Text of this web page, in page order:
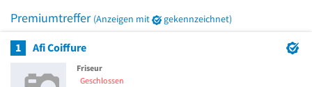
Premiumtreffer (Anzeigen mit gekennzeichnet)
1 Afi Coiffure
Friseur
Geschlossen